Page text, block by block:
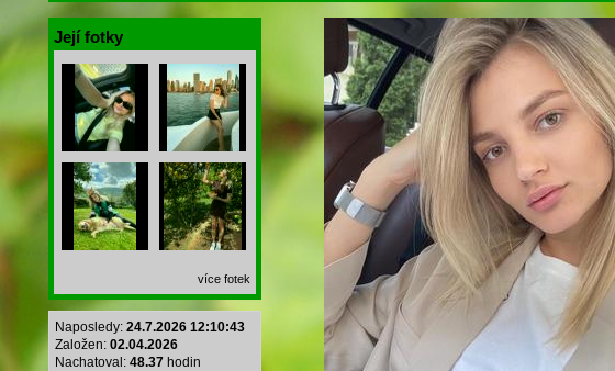
Její fotky
více fotek
Naposledy: 24.7.2026 12:10:43
Založen: 02.04.2026
Nachatoval: 48.37 hodin